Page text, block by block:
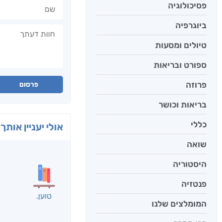
פסיכולוגיה
ביוגרפיה
טיולים ומסעות
ספורט ובריאות
פרוזה
בריאות וכושר
כללי
שואה
היסטוריה
פנטזיה
המומלצים שלנו
פרסום
אולי יעניין